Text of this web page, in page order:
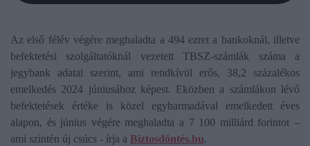
Az első félév végére meghaladta a 494 ezret a bankoknál, illetve
befektetési szolgáltatóknál vezetett TBSZ-számlák száma a
jegybank adatai szerint, ami rendkívül erős, 38,2 százalékos
emelkedés 2024 júniusához képest. Eközben a számlákon lévő
befektetések értéke is közel egyharmadával emelkedett éves
alapon, és június végére meghaladta a 7 100 milliárd forintot –
ami szintén új csúcs - írja a Biztosdöntés.hu.